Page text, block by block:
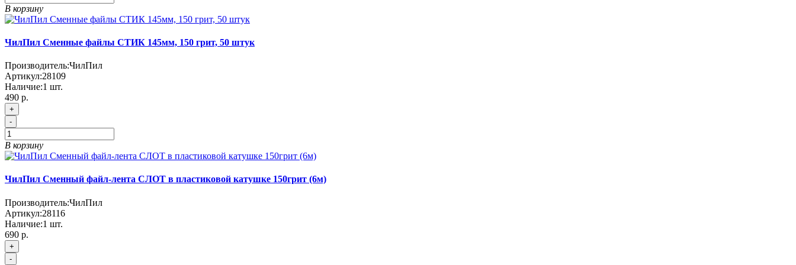
В корзину
ЧилПил Сменные файлы СТИК 145мм, 150 грит, 50 штук
Производитель:ЧилПил
Артикул:28109
Наличие:1 шт.
490 р.
+
-
В корзину
ЧилПил Сменный файл-лента СЛОТ в пластиковой катушке 150грит (6м)
Производитель:ЧилПил
Артикул:28116
Наличие:1 шт.
690 р.
+
-